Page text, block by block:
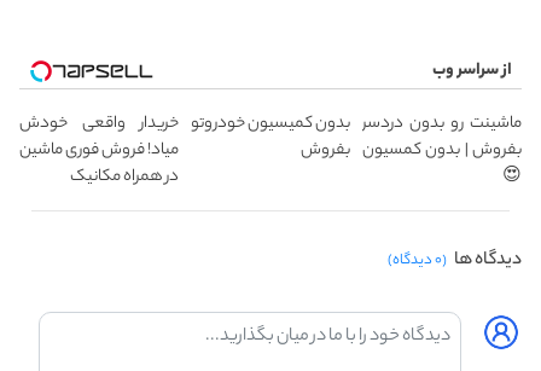
از سراسر وب
ماشینت رو بدون دردسر
بفروش | بدون کمسیون
😍
بدون کمیسیون خودروتو
بفروش
خریدار واقعی خودش
میاد! فروش فوری ماشین
در همراه مکانیک
دیدگاه ها (۰ دیدگاه)